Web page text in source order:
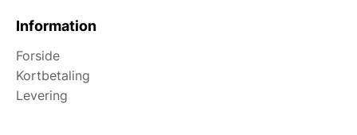
Information
Forside
Kortbetaling
Levering